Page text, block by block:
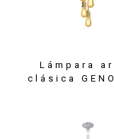
Lámpara
clásica